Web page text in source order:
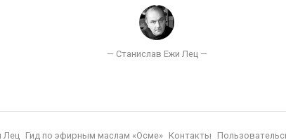
Лец Гид по эфирным маслам «Осме» Контакты